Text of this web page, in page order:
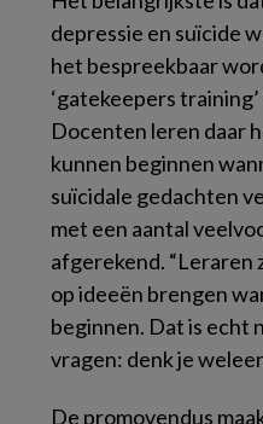
depressie en suïcide
het bespreekbaar
‘gatekeepers
Docenten leren daar
kunnen beginnen
suïcidale gedachten
met een aantal
afgerekend. “Leraren
op ideeën brengen
beginnen. Dat is echt
vragen: denk je
De promovendus